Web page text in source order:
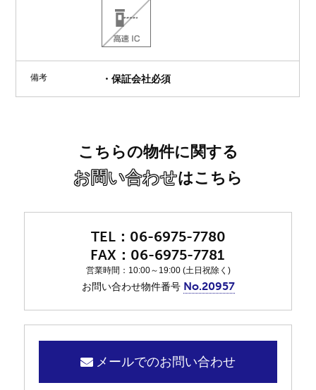
備考 ・保証会社必須
こちらの物件に関する
お問い合わせはこちら
06-6975-7780
06-6975-7781
営業時間：10:00～19:00 (土日祝除く)
お問い合わせ物件番号 No.20957
メールでのお問い合わせ